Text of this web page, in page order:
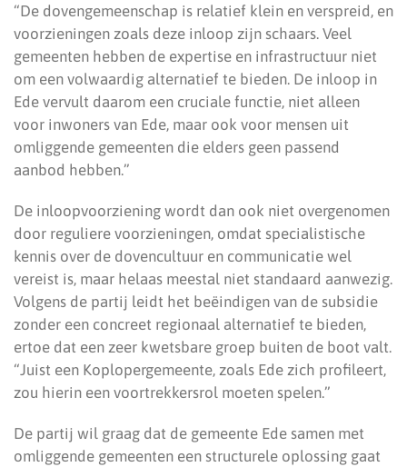
“De dovengemeenschap is relatief klein en verspreid, en
voorzieningen zoals deze inloop zijn schaars. Veel
gemeenten hebben de expertise en infrastructuur niet
om een volwaardig alternatief te bieden. De inloop in
Ede vervult daarom een cruciale functie, niet alleen
voor inwoners van Ede, maar ook voor mensen uit
omliggende gemeenten die elders geen passend
aanbod hebben.”
De inloopvoorziening wordt dan ook niet overgenomen
door reguliere voorzieningen, omdat specialistische
kennis over de dovencultuur en communicatie wel
vereist is, maar helaas meestal niet standaard aanwezig.
Volgens de partij leidt het beëindigen van de subsidie
zonder een concreet regionaal alternatief te bieden,
ertoe dat een zeer kwetsbare groep buiten de boot valt.
“Juist een Koplopergemeente, zoals Ede zich profileert,
zou hierin een voortrekkersrol moeten spelen.”
De partij wil graag dat de gemeente Ede samen met
omliggende gemeenten een structurele oplossing gaat